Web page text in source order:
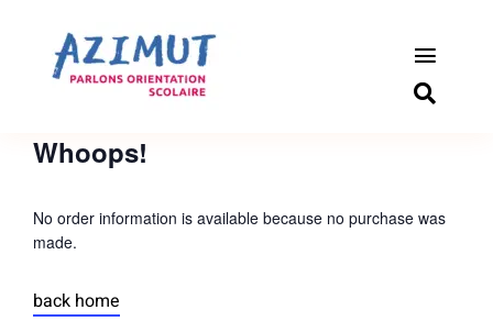
contenu
Toggle
Whoops!
No order information is available because no purchase was
made.
back home